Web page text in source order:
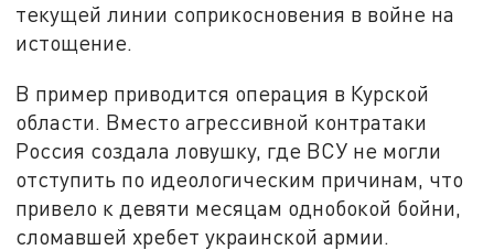
текущей линии соприкосновения в войне на
истощение.
В пример приводится операция в Курской
области. Вместо агрессивной контратаки
Россия создала ловушку, где ВСУ не могли
отступить по идеологическим причинам, что
привело к девяти месяцам однобокой бойни,
сломавшей хребет украинской армии.